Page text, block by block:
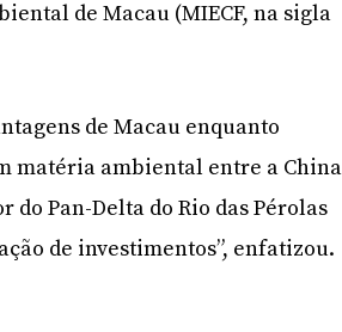
de Macau (MIECF, na sigla
de Macau enquanto
matéria ambiental entre a China
do Pan-Delta do Rio das Pérolas
de investimentos”, enfatizou.